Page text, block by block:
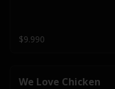
$9.990
We Love Chicken